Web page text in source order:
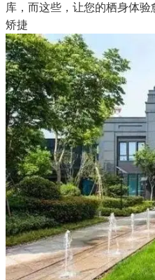
库，而这些，让您的栖身体
矫捷